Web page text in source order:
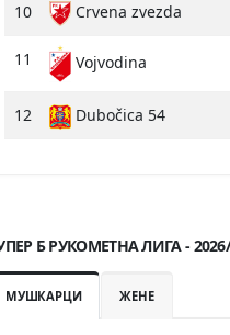
10 Crvena zvezda
11 Vojvodina
12 Dubočica 54
Б РУКОМЕТНА ЛИГА -
МУШКАРЦИ ЖЕНЕ